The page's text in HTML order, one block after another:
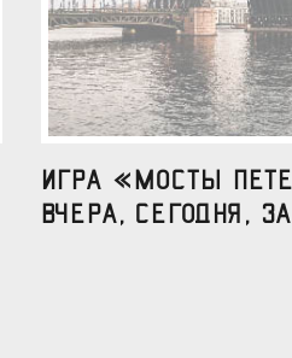
Игра «Мосты
вчера, сегодня,